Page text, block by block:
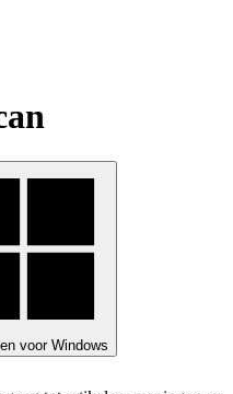
voor Windows